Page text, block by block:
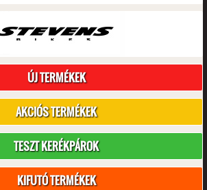
ÚJ TERMÉKEK
AKCIÓS TERMÉKEK
TESZT KERÉKPÁROK
KIFUTÓ TERMÉKEK